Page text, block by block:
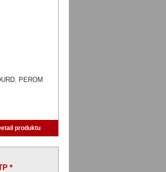
PEROM
produktu
*